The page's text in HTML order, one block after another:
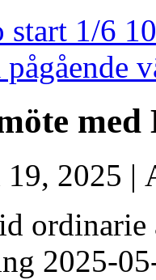
start 1/6
med
2025 |
ordinarie
2025-